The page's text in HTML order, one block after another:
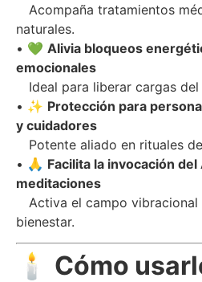
Acompaña tratamientos
naturales.
• 💚 Alivia bloqueos
emocionales
Ideal para liberar cargas
• ✨ Protección para
y cuidadores
Potente aliado en rituales
• 🙏 Facilita la invocación
meditaciones
Activa el campo vibracional
bienestar.
🕯 Cómo